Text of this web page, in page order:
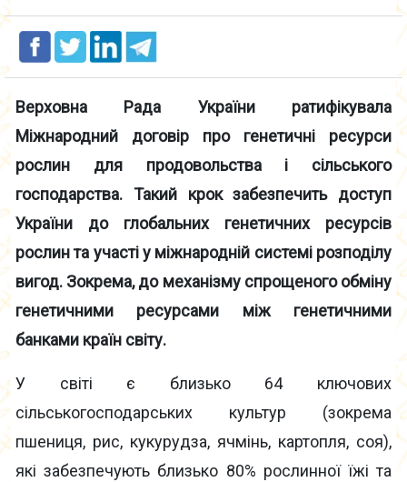
Верховна Рада України ратифікувала
Міжнародний договір про генетичні ресурси
рослин для продовольства і сільського
господарства. Такий крок забезпечить доступ
України до глобальних генетичних ресурсів
рослин та участі у міжнародній системі розподілу
вигод. Зокрема, до механізму спрощеного обміну
генетичними ресурсами між генетичними
банками країн світу.
У світі є близько 64 ключових
сільськогосподарських культур (зокрема
пшениця, рис, кукурудза, ячмінь, картопля, соя),
які забезпечують близько 80% рослинної їжі та